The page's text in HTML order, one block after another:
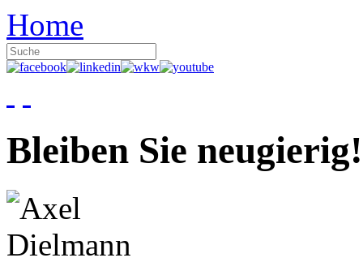
Home
Bleiben Sie neugierig!